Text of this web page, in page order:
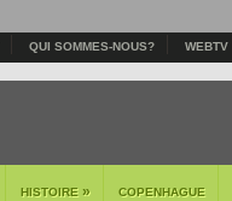
QUI SOMMES-NOUS? WEBTV
HISTOIRE » COPENHAGUE